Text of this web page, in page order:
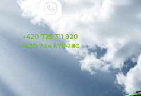
+420 725 311 820
+420 734 674 280